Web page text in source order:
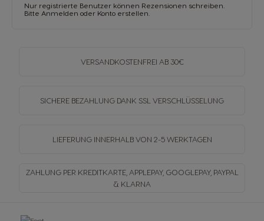
Nur registrierte Benutzer können Rezensionen schreiben.
Bitte Anmelden oder Konto erstellen
VERSANDKOSTENFREI AB 30€
SICHERE BEZAHLUNG DANK SSL VERSCHLÜSSELUNG
LIEFERUNG INNERHALB VON 2-5 WERKTAGEN
ZAHLUNG PER KREDITKARTE, APPLEPAY, GOOGLEPAY, PAYPAL
& KLARNA